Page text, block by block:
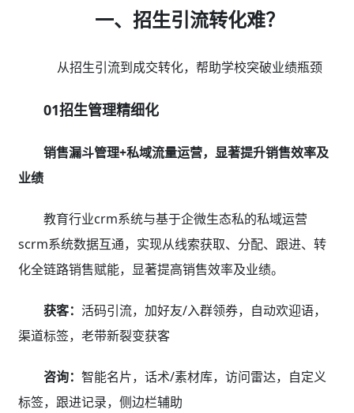
一、招生引流转化难？
从招生引流到成交转化，帮助学校突破业绩瓶颈
01招生管理精细化
销售漏斗管理+私域流量运营，显著提升销售效率及
业绩
教育行业crm系统与基于企微生态私的私域运营
scrm系统数据互通，实现从线索获取、分配、跟进、转
化全链路销售赋能，显著提高销售效率及业绩。
获客： 活码引流，加好友/入群领券，自动欢迎语，
渠道标签，老带新裂变获客
咨询： 智能名片，话术/素材库，访问雷达，自定义
标签，跟进记录，侧边栏辅助